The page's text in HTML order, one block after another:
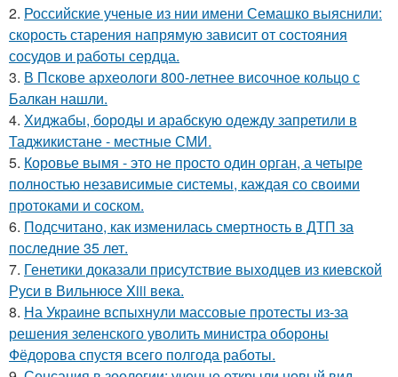
2. Российские ученые из нии имени Семашко выяснили:
скорость старения напрямую зависит от состояния
сосудов и работы сердца.
3. В Пскове археологи 800-летнее височное кольцо с
Балкан нашли.
4. Хиджабы, бороды и арабскую одежду запретили в
Таджикистане - местные СМИ.
5. Коровье вымя - это не просто один орган, а четыре
полностью независимые системы, каждая со своими
протоками и соском.
6. Подсчитано, как изменилась смертность в ДТП за
последние 35 лет.
7. Генетики доказали присутствие выходцев из киевской
Руси в Вильнюсе Xiii века.
8. На Украине вспыхнули массовые протесты из-за
решения зеленского уволить министра обороны
Фёдорова спустя всего полгода работы.